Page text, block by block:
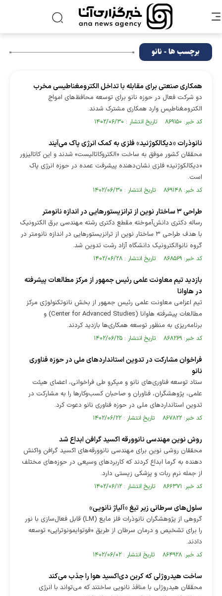
برچسب ها - نانو
همکاری صنعتی برای مقابله با تداخل الکترومغناطیسی مخرب
دو شرکت فعال در حوزه نانو برای توسعه محافظ‌های امواج
الکترومغناطیس وارد همکاری مشترک شدند.
کد خبر: ۸۶۹۱۵۰ تاریخ انتشار : ۱۴۰۲/۰۶/۳۰
نانوذرات «دیکالکوژنید» فلزی به کمک انرژی پاک می‌آیند
محققان کشور موفق به ساخت «الکتروکاتالیست» شدند و این کاتالیزور
«دیکالکوژنید» فلزی نشان‌دهنده پیشرفت عمده در حوزه انرژی پاک
است.
کد خبر: ۸۶۹۱۴۸ تاریخ انتشار : ۱۴۰۲/۰۶/۳۰
طراحی ۳ ساختار نوین از ترانزیستور‌هایی در اندازه نانومتر
رساله دکتری دانش‌آموخته مقطع دکتری رشته مهندسی برق الکترونیک
با هدف طراحی ۳ ساختار نوین از ترانزیستور‌هایی در اندازه نانومتر در
گروه نانوالکترونیک دانشگاه آزاد رشت تدوین شد.
کد خبر: ۸۶۸۵۶۹ تاریخ انتشار : ۱۴۰۲/۰۶/۲۸
بازدید تیم معاونت علمی رئیس جمهور از مرکز مطالعات پیشرفته
در هاوانا
تیم اعزامی معاونت علمی رئیس جمهور از بخش نانوتکنولوژی مرکز
مطالعات پیشرفته هاوانا (Center for Advanced Studies) و
برنامه‌ریزی به منظور توسعه همکاری‌ها بازدید کردند.
کد خبر: ۸۶۸۲۶۹ تاریخ انتشار : ۱۴۰۲/۰۶/۲۵
فراخوان مشارکت در تدوین استانداردهای ملی در حوزه فناوری
نانو
ستاد توسعه فناوری‌های نانو و میکرو طی فراخوانی، اعضای هیئت
علمی، پژوهشگران، فناوران و صاحبان کسب‌وکار‌ها را به مشارکت در
تدوین استاندارد‌های ملی در حوزه فناوری نانو دعوت کرد.
کد خبر: ۸۶۷۸۲۲ تاریخ انتشار : ۱۴۰۲/۰۶/۲۲
روش نوین مهندسی نانوورقه اکسید گرافن ابداع شد
محققان روشی نوین برای مهندسی نانوورقه‌های اکسید گرافن واکنش
دهنده به گرما ابداع کردند که کاربرد‌های وسیعی در حوزه‌های مختلف
از جمله نرم ربات و پزشکی زیستی دارد.
کد خبر: ۸۶۶۳۷۱ تاریخ انتشار : ۱۴۰۲/۰۶/۱۲
سلول‌های سرطانی زیر تیغ «آلیاژ نانویی»
گروهی از پژوهشگران نانوذرات فلز مایع (LM) قابل فعال‌سازی با نور
را برای تشخیص و درمان سرطان از طریق «فوتوایمونوتراپی» توسعه
دادند.
کد خبر: ۸۶۴۹۲۸ تاریخ انتشار : ۱۴۰۲/۰۶/۰۲
ساخت هیدروژلی که کربن دی‌اکسید هوا را جذب می‌کند
محققان هیدروژلی با منافذ نانویی ساختند که می‌تواند با انرژی